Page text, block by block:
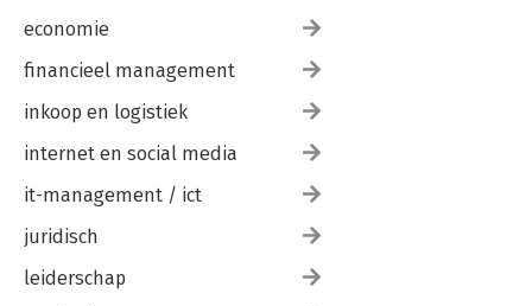
economie
financieel management
inkoop en logistiek
internet en social media
it-management / ict
juridisch
leiderschap